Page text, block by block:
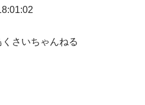
さいちゃんねる